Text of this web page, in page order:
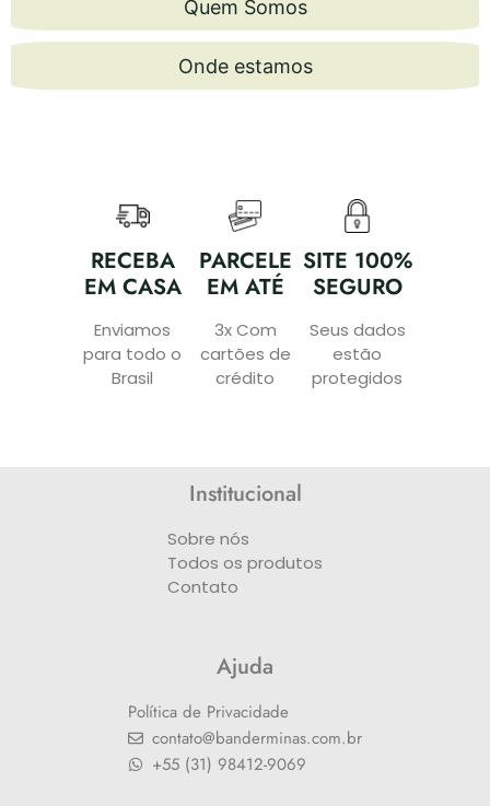
Quem Somos
Onde estamos
RECEBA
EM CASA
Enviamos
para todo o
Brasil
PARCELE
EM ATÉ
3x Com
cartões de
crédito
SITE 100%
SEGURO
Seus dados
estão
protegidos
Institucional
Sobre nós
Todos os produtos
Contato
Ajuda
Política de Privacidade
contato@banderminas.com.br
+55 (31) 98412-9069